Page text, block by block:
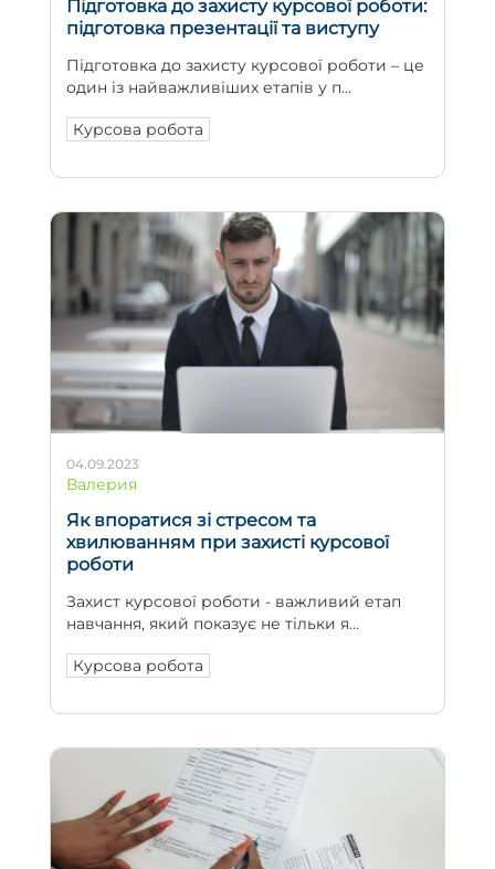
Підготовка до захисту курсової роботи:
підготовка презентації та виступу
Підготовка до захисту курсової роботи – це
один із найважливіших етапів у п...
Курсова робота
04.09.2023
Валерия
Як впоратися зі стресом та
хвилюванням при захисті курсової
роботи
Захист курсової роботи - важливий етап
навчання, який показує не тільки я...
Курсова робота